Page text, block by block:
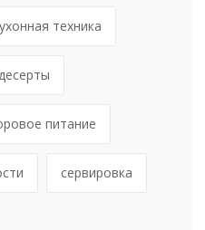
техника
десерты
питание
сервировка